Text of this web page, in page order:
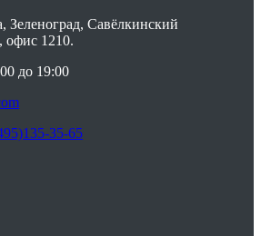
Зеленоград, Савёлкинский
офис 1210.
до 19:00
35-65